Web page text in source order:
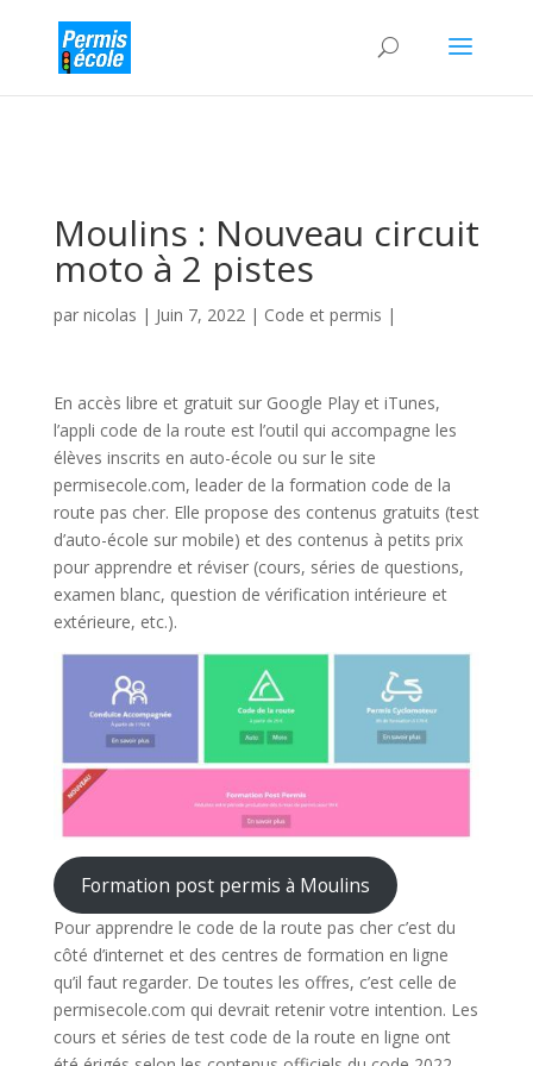
Moulins : Nouveau circuit
moto à 2 pistes
par nicolas | Juin 7, 2022| Code et permis |
En accès libre et gratuit sur Google Play et iTunes,
l’appli code de la route est l’outil qui accompagne les
élèves inscrits en auto-école ou sur le site
permisecole.com, leader de la formation code de la
route pas cher. Elle propose des contenus gratuits (test
d’auto-école sur mobile) et des contenus à petits prix
pour apprendre et réviser (cours, séries de questions,
examen blanc, question de vérification intérieure et
extérieure, etc.).
Formation post permis à Moulins
Pour apprendre le code de la route pas cher c’est du
côté d’internet et des centres de formation en ligne
qu’il faut regarder. De toutes les offres, c’est celle de
permisecole.com qui devrait retenir votre intention. Les
cours et séries de test code de la route en ligne ont